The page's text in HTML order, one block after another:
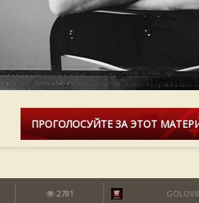
ПРОГОЛОСУЙТЕ ЗА ЭТОТ
2781